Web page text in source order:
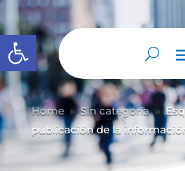
Abrir barra de herramientas
Home 9 Sin categoría 9
publicación de la